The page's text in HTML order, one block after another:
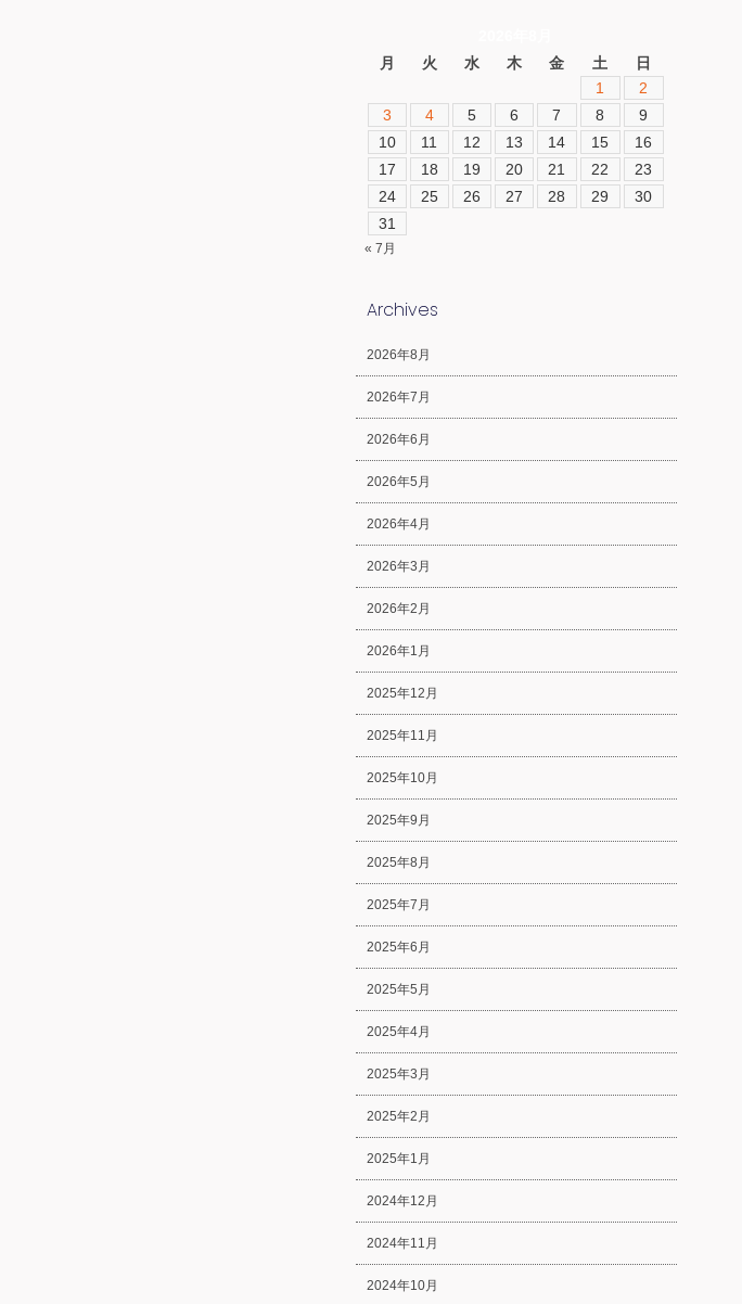
月
火 水 木 金 土
日
1
2
3
4 5 6 7 8
9
10
11 12 13 14 15
16
17
18 19 20 21 22
23
24
25 26 27 28 29
30
31
« 7月
Archives
2026年8月
2026年7月
2026年6月
2026年5月
2026年4月
2026年3月
2026年2月
2026年1月
2025年12月
2025年11月
2025年10月
2025年9月
2025年8月
2025年7月
2025年6月
2025年5月
2025年4月
2025年3月
2025年2月
2025年1月
2024年12月
2024年11月
2024年10月